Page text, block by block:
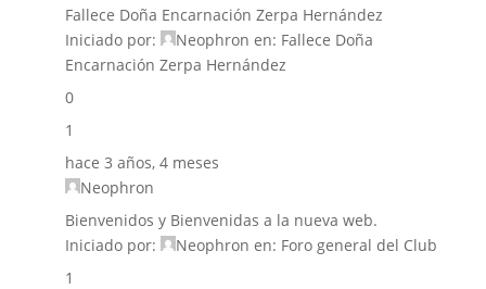
Fallece Doña Encarnación Zerpa Hernández
Iniciado por:
Neophron en: Fallece Doña
Encarnación Zerpa Hernández
0
1
hace 3 años, 4 meses
Neophron
Bienvenidos y Bienvenidas a la nueva web.
Iniciado por:
Neophron en: Foro general del Club
1